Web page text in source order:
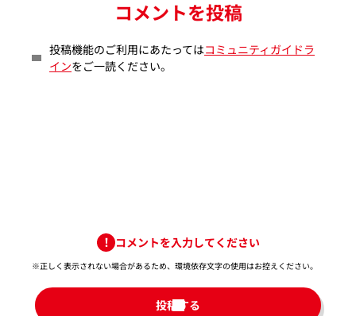
コメントを投稿
投稿機能のご利用にあたってはコミュニティガイドラ
インをご一読ください。
コメントを入力してください
※正しく表示されない場合があるため、環境依存文字の使用はお控えください。​
投稿する